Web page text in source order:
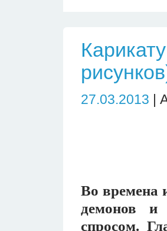
27.03.2013 |
Во времена
демонов и
спросом.